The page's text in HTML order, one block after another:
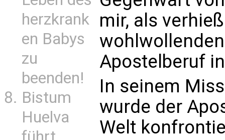
herzkrank
en Babys
zu
beenden!
Bistum
Huelva
mir, als
Apostelberuf
In seinem
wurde der
Welt